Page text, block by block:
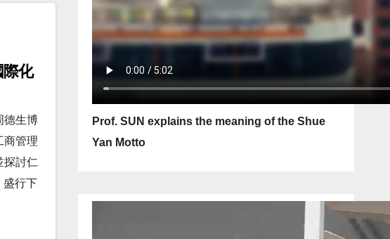
化
德生博
商管理
探討仁
盛行下
Prof. SUN explains the meaning of the Shue
Yan Motto